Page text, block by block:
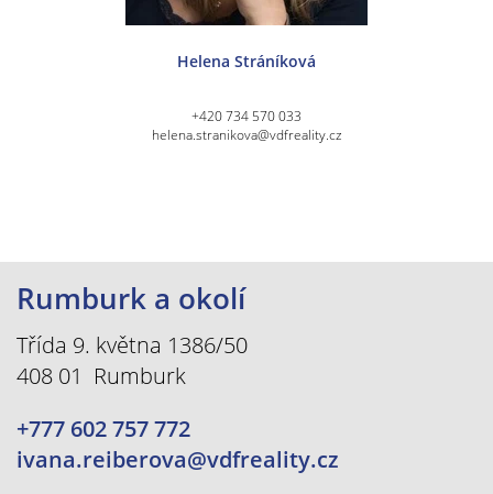
Helena Stráníková
+420 734 570 033
helena.stranikova@vdfreality.cz
Rumburk a okolí
Třída 9. května 1386/50
408 01 Rumburk
+777 602 757 772
ivana.reiberova@vdfreality.cz